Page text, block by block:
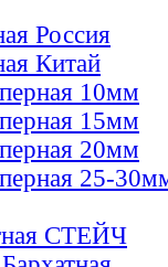
Россия
Китай
10мм
15мм
20мм
25-
СТЕЙЧ